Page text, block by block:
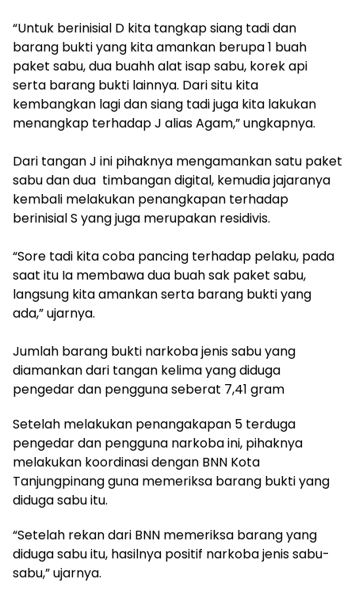
“Untuk berinisial D kita tangkap siang tadi dan
barang bukti yang kita amankan berupa 1 buah
paket sabu, dua buahh alat isap sabu, korek api
serta barang bukti lainnya. Dari situ kita
kembangkan lagi dan siang tadi juga kita lakukan
menangkap terhadap J alias Agam,” ungkapnya.
Dari tangan J ini pihaknya mengamankan satu paket
sabu dan dua timbangan digital, kemudia jajaranya
kembali melakukan penangkapan terhadap
berinisial S yang juga merupakan residivis.
“Sore tadi kita coba pancing terhadap pelaku, pada
saat itu Ia membawa dua buah sak paket sabu,
langsung kita amankan serta barang bukti yang
ada,” ujarnya.
Jumlah barang bukti narkoba jenis sabu yang
diamankan dari tangan kelima yang diduga
pengedar dan pengguna seberat 7,41 gram
Setelah melakukan penangakapan 5 terduga
pengedar dan pengguna narkoba ini, pihaknya
melakukan koordinasi dengan BNN Kota
Tanjungpinang guna memeriksa barang bukti yang
diduga sabu itu.
“Setelah rekan dari BNN memeriksa barang yang
diduga sabu itu, hasilnya positif narkoba jenis sabu-
sabu,” ujarnya.